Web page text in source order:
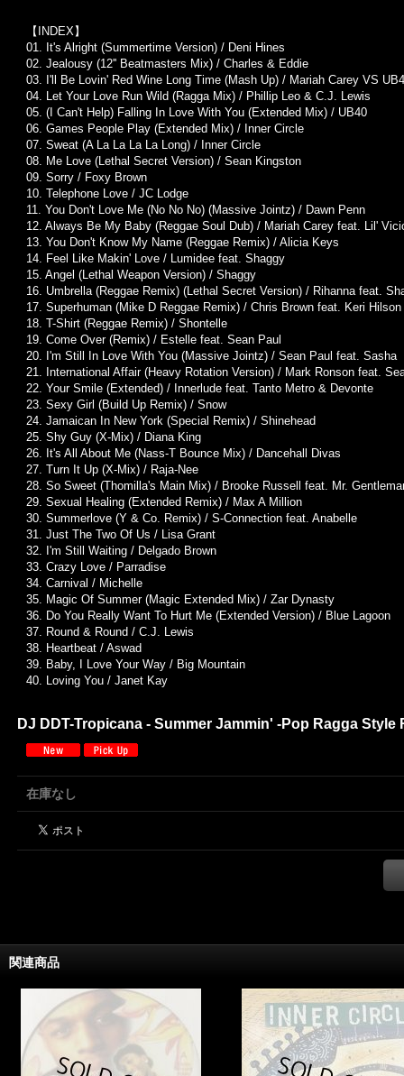
【INDEX】
01. It's Alright (Summertime Version) / Deni Hines
02. Jealousy (12'' Beatmasters Mix) / Charles & Eddie
03. I'll Be Lovin' Red Wine Long Time (Mash Up) / Mariah Carey VS
04. Let Your Love Run Wild (Ragga Mix) / Phillip Leo & C.J. Lewis
05. (I Can't Help) Falling In Love With You (Extended Mix) / UB40
06. Games People Play (Extended Mix) / Inner Circle
07. Sweat (A La La La La Long) / Inner Circle
08. Me Love (Lethal Secret Version) / Sean Kingston
09. Sorry / Foxy Brown
10. Telephone Love / JC Lodge
11. You Don't Love Me (No No No) (Massive Jointz) / Dawn Penn
12. Always Be My Baby (Reggae Soul Dub) / Mariah Carey feat. Lil'
13. You Don't Know My Name (Reggae Remix) / Alicia Keys
14. Feel Like Makin' Love / Lumidee feat. Shaggy
15. Angel (Lethal Weapon Version) / Shaggy
16. Umbrella (Reggae Remix) (Lethal Secret Version) / Rihanna feat.
17. Superhuman (Mike D Reggae Remix) / Chris Brown feat. Keri Hilson
18. T-Shirt (Reggae Remix) / Shontelle
19. Come Over (Remix) / Estelle feat. Sean Paul
20. I'm Still In Love With You (Massive Jointz) / Sean Paul feat. Sasha
21. International Affair (Heavy Rotation Version) / Mark Ronson feat.
22. Your Smile (Extended) / Innerlude feat. Tanto Metro & Devonte
23. Sexy Girl (Build Up Remix) / Snow
24. Jamaican In New York (Special Remix) / Shinehead
25. Shy Guy (X-Mix) / Diana King
26. It's All About Me (Nass-T Bounce Mix) / Dancehall Divas
27. Turn It Up (X-Mix) / Raja-Nee
28. So Sweet (Thomilla's Main Mix) / Brooke Russell feat. Mr.
29. Sexual Healing (Extended Remix) / Max A Million
30. Summerlove (Y & Co. Remix) / S-Connection feat. Anabelle
31. Just The Two Of Us / Lisa Grant
32. I'm Still Waiting / Delgado Brown
33. Crazy Love / Parradise
34. Carnival / Michelle
35. Magic Of Summer (Magic Extended Mix) / Zar Dynasty
36. Do You Really Want To Hurt Me (Extended Version) / Blue Lagoon
37. Round & Round / C.J. Lewis
38. Heartbeat / Aswad
39. Baby, I Love Your Way / Big Mountain
40. Loving You / Janet Kay
DJ DDT-Tropicana - Summer Jammin' -Pop Ragga Style
在庫なし
関連商品